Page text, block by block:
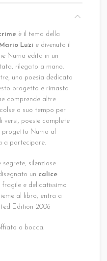
è il tema della
Mario Luzi e divenuto il
Numa edita in un
rilegato a mano.
una poesia dedicata
progetto e rimasta
comprende altre
a suo tempo per
versi, poesie complete
Numa al
a partecipare.
silenziose
un calice
e delicatissimo
al libro, entra a
Edition 2006
a bocca.